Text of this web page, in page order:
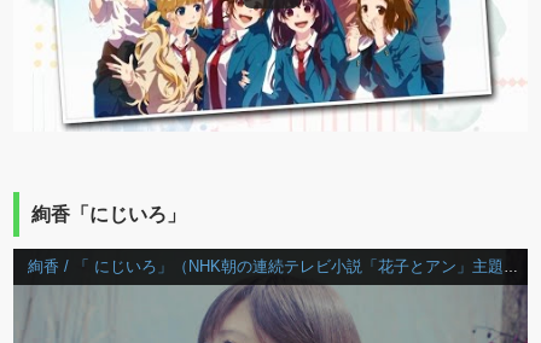
絢香「にじいろ」
絢香 / 「 にじいろ」（NHK朝の連続テレビ小説「花子とアン」主題歌）Music Video(Short Ver.)